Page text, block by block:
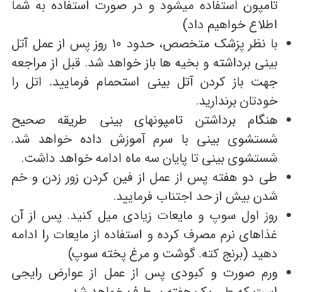
تامپون استفاده ميشود و در صورت استفاده به شما
اطلاع خواهيم داد)
با نظر پزشک متخصص، حدود ۱۰ روز پس از عمل آتل
بینی برداشته و بخیه ها باز خواهد شد. قبل از مراجعه
جهت باز کردن آتل بینی استحمام فرمایید. اتل را
خودتان برنداريد.
هنگام برداشتن تامپونهای بینی طریقه صحیح
شستشوی بینی با سرم آموزش داده خواهد شد.
شستشوی بینی تا پایان سه ماه ادامه خواهد داشت.
طی دو هفته پس از عمل از فین کردن زور زدن و خم
شدن بیش از حد اجتناب فرمایید.
روز اول سوپ و مایعات زیادی میل کنيد. پس از آن
غذاهای نرم مصرف کرده و استفاده از مایعات را ادامه
دهید (برنج کته. گوشت و مرغ پخته سوپ)
ورم صورت و کبودی پس از عمل از عوارض رایجی